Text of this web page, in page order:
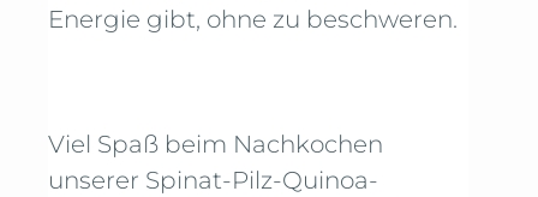
Energie gibt, ohne zu beschweren.
Viel Spaß beim Nachkochen
unserer Spinat-Pilz-Quinoa-